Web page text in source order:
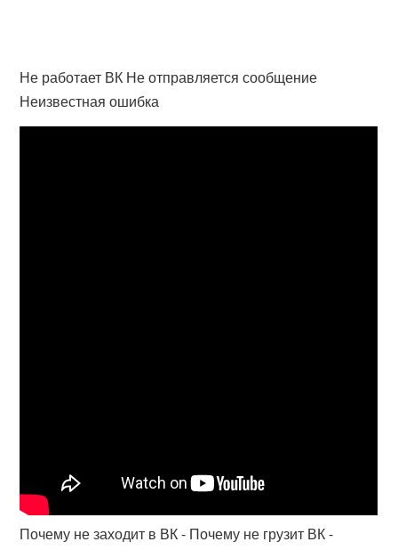
Не работает ВК Не отправляется сообщение
Неизвестная ошибка
Почему не заходит в ВК - Почему не грузит ВК -